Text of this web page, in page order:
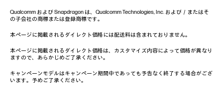
Qualcomm および Snapdragon は、Qualcomm Technologies, Inc. および／またはそ
の子会社の商標または登録商標です。
本ページに掲載されるダイレクト価格には配送料は含まれておりません。
本ページに掲載されるダイレクト価格は、カスタマイズ内容によって価格が異なり
ますので、あらかじめご了承ください。
キャンペーンモデルはキャンペーン期間中であっても予告なく終了する場合がござ
います。予めご了承ください。